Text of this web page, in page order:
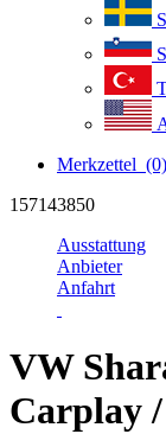
Merkzettel (0)
157143850
Ausstattung
Anbieter
Anfahrt
VW
Carplay